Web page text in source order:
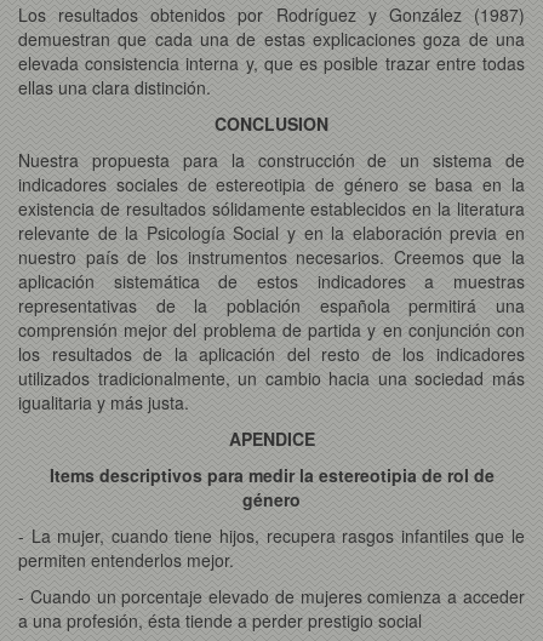
Los resultados obtenidos por Rodríguez y González (1987)
demuestran que cada una de estas explicaciones goza de una
elevada consistencia interna y, que es posible trazar entre todas
ellas una clara distinción.
CONCLUSION
Nuestra propuesta para la construcción de un sistema de
indicadores sociales de estereotipia de género se basa en la
existencia de resultados sólidamente establecidos en la literatura
relevante de la Psicología Social y en la elaboración previa en
nuestro país de los instrumentos necesarios. Creemos que la
aplicación sistemática de estos indicadores a muestras
representativas de la población española permitirá una
comprensión mejor del problema de partida y en conjunción con
los resultados de la aplicación del resto de los indicadores
utilizados tradicionalmente, un cambio hacia una sociedad más
igualitaria y más justa.
APENDICE
Items descriptivos para medir la estereotipia de rol de
género
- La mujer, cuando tiene hijos, recupera rasgos infantiles que le
permiten entenderlos mejor.
- Cuando un porcentaje elevado de mujeres comienza a acceder
a una profesión, ésta tiende a perder prestigio social